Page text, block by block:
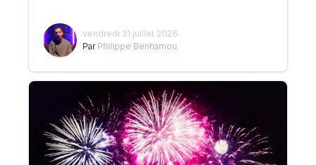
vendredi 31 juillet 2026
Par Philippe Benhamou